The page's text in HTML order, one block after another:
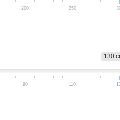
200 250
130
90 110